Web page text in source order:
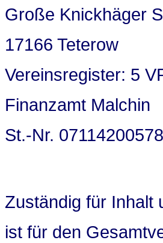
Große Knickhäger
17166 Teterow
Vereinsregister: 5
Finanzamt Malchin
St.-Nr. 07114200578
Zuständig für Inhalt
ist für den